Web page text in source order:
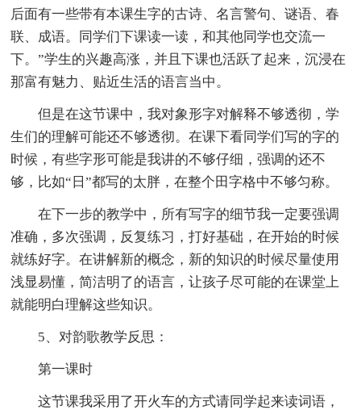
后面有一些带有本课生字的古诗、名言警句、谜语、春
联、成语。同学们下课读一读，和其他同学也交流一
下。”学生的兴趣高涨，并且下课也活跃了起来，沉浸在
那富有魅力、贴近生活的语言当中。
但是在这节课中，我对象形字对解释不够透彻，学
生们的理解可能还不够透彻。在课下看同学们写的字的
时候，有些字形可能是我讲的不够仔细，强调的还不
够，比如“日”都写的太胖，在整个田字格中不够匀称。
在下一步的教学中，所有写字的细节我一定要强调
准确，多次强调，反复练习，打好基础，在开始的时候
就练好字。在讲解新的概念，新的知识的时候尽量使用
浅显易懂，简洁明了的语言，让孩子尽可能的在课堂上
就能明白理解这些知识。
5、对韵歌教学反思：
第一课时
这节课我采用了开火车的方式请同学起来读词语，